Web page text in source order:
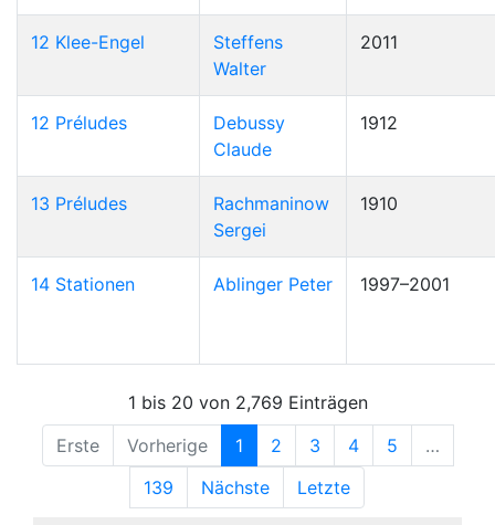
12 Klee-Engel
Steffens
Walter
2011
12 Préludes
Debussy
Claude
1912
13 Préludes
Rachmaninow
Sergei
1910
14 Stationen Ablinger Peter 1997–2001
1 bis 20 von 2,769 Einträgen
Erste
Vorherige 1 2 3 4 5
…
139
Nächste Letzte